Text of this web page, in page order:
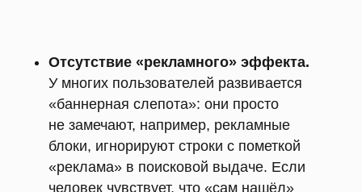
Отсутствие «рекламного» эффекта.
У многих пользователей развивается
«баннерная слепота»: они просто
не замечают, например, рекламные
блоки, игнорируют строки с пометкой
«реклама» в поисковой выдаче. Если
человек чувствует, что «сам нашёл»